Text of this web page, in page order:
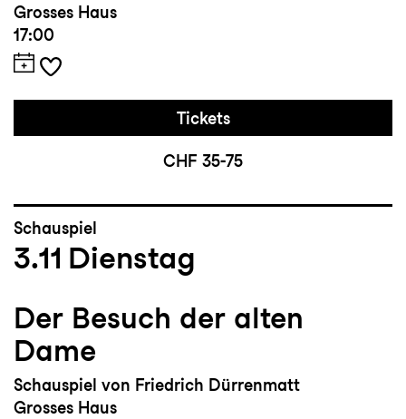
Grosses Haus
17:00
Tickets
CHF 35-75
Schauspiel
3.11 Dienstag
Der Besuch der alten
Dame
Schauspiel von Friedrich Dürrenmatt
Grosses Haus